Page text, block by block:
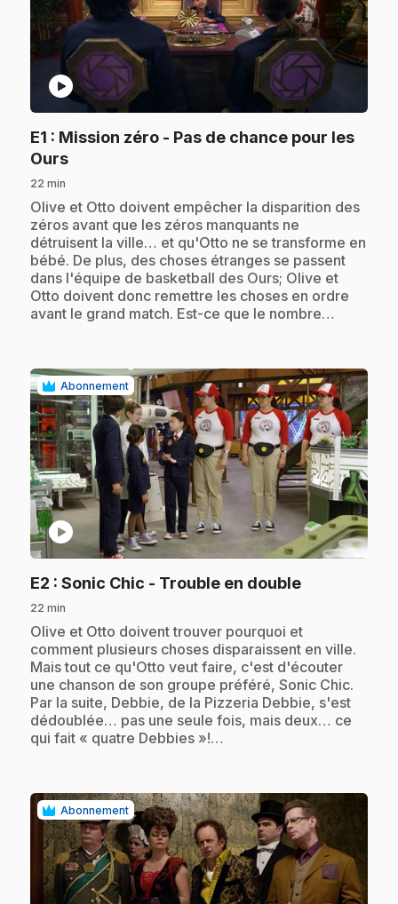
play_circle
E1 : Mission zéro - Pas de chance pour les
Ours.
22 min
.Olive et Otto doivent empêcher la disparition des
zéros avant que les zéros manquants ne
détruisent la ville… et qu'Otto ne se transforme en
bébé. De plus, des choses étranges se passent
dans l'équipe de basketball des Ours; Olive et
Otto doivent donc remettre les choses en ordre
avant le grand match. Est-ce que le nombre…
Abonnement
play_circle
E2 : Sonic Chic - Trouble en double.
22 min
.Olive et Otto doivent trouver pourquoi et
comment plusieurs choses disparaissent en ville.
Mais tout ce qu'Otto veut faire, c'est d'écouter
une chanson de son groupe préféré, Sonic Chic.
Par la suite, Debbie, de la Pizzeria Debbie, s'est
dédoublée… pas une seule fois, mais deux… ce
qui fait « quatre Debbies »!…
Abonnement